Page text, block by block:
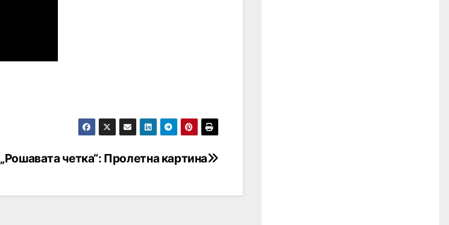
„Рошавата четка“: Пролетна картина